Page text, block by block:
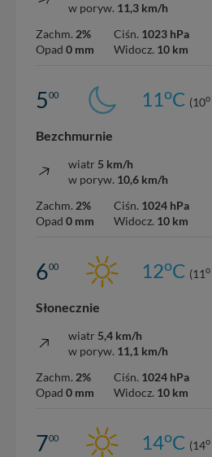
w poryw. 11,3 km/h
Zachm. 2%
Opad 0 mm
Ciśn. 1023 hPa
Widocz. 10 km
500 11oC (10o
Bezchmurnie
wiatr 5 km/h
w poryw. 10,6 km/h
Zachm. 2%
Opad 0 mm
Ciśn. 1024 hPa
Widocz. 10 km
600 12oC (11o
Słonecznie
wiatr 5,4 km/h
w poryw. 11,1 km/h
Zachm. 2%
Opad 0 mm
Ciśn. 1024 hPa
Widocz. 10 km
700 14oC (14o